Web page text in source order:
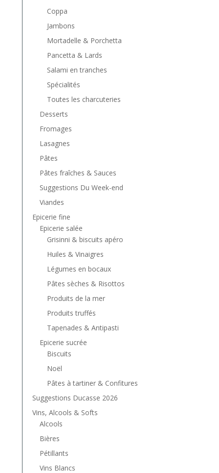
Coppa
Jambons
Mortadelle & Porchetta
Pancetta & Lards
Salami en tranches
Spécialités
Toutes les charcuteries
Desserts
Fromages
Lasagnes
Pâtes
Pâtes fraîches & Sauces
Suggestions Du Week-end
Viandes
Epicerie fine
Epicerie salée
Grisinni & biscuits apéro
Huiles & Vinaigres
Légumes en bocaux
Pâtes sèches & Risottos
Produits de la mer
Produits truffés
Tapenades & Antipasti
Epicerie sucrée
Biscuits
Noël
Pâtes à tartiner & Confitures
Suggestions Ducasse 2026
Vins, Alcools & Softs
Alcools
Bières
Pétillants
Vins Blancs